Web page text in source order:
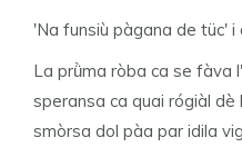
'Na funsiù pàgana de tüc' i
La prǜma ròba ca se fàva
speransa ca quai rógiàl
smòrsa dol pàa par idila